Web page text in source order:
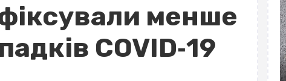
менше
COVID‐19